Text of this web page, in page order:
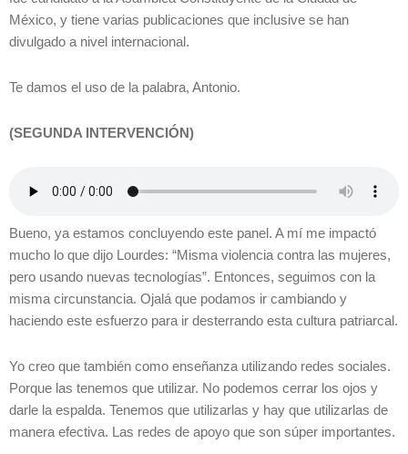
México, y tiene varias publicaciones que inclusive se han
divulgado a nivel internacional.
Te damos el uso de la palabra, Antonio.
(SEGUNDA INTERVENCIÓN)
Bueno, ya estamos concluyendo este panel. A mí me impactó
mucho lo que dijo Lourdes: “Misma violencia contra las mujeres,
pero usando nuevas tecnologías”. Entonces, seguimos con la
misma circunstancia. Ojalá que podamos ir cambiando y
haciendo este esfuerzo para ir desterrando esta cultura patriarcal.
Yo creo que también como enseñanza utilizando redes sociales.
Porque las tenemos que utilizar. No podemos cerrar los ojos y
darle la espalda. Tenemos que utilizarlas y hay que utilizarlas de
manera efectiva. Las redes de apoyo que son súper importantes.